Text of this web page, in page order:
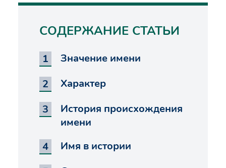
СОДЕРЖАНИЕ СТАТЬИ
Значение имени
Характер
История происхождения
имени
Имя в истории